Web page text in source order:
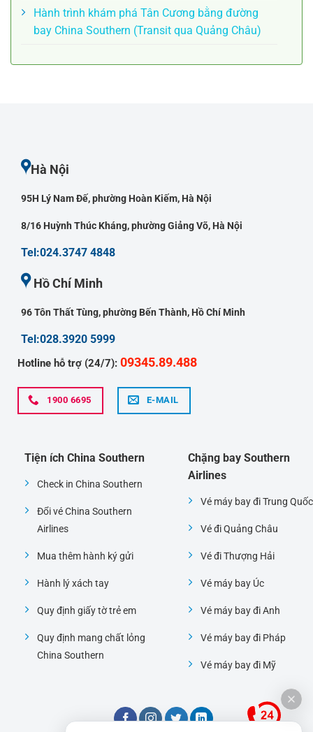
Hành trình khám phá Tân Cương bằng đường
bay China Southern (Transit qua Quảng Châu)
Hà Nội
95H Lý Nam Đế, phường Hoàn Kiếm, Hà Nội
8/16 Huỳnh Thúc Kháng, phường Giảng Võ, Hà Nội
Tel:024.3747 4848
Hồ Chí Minh
96 Tôn Thất Tùng, phường Bến Thành, Hồ Chí Minh
Tel:028.3920 5999
Hotline hỗ trợ (24/7): 09345.89.488
1900 6695 E-MAIL
Tiện ích China Southern
Check in China Southern
Đổi vé China Southern
Airlines
Mua thêm hành ký gửi
Hành lý xách tay
Quy định giấy tờ trẻ em
Quy định mang chất lỏng
China Southern
Chặng bay Southern
Airlines
Vé máy bay đi Trung Quốc
Vé đi Quảng Châu
Vé đi Thượng Hải
Vé máy bay Úc
Vé máy bay đi Anh
Vé máy bay đi Pháp
Vé máy bay đi Mỹ